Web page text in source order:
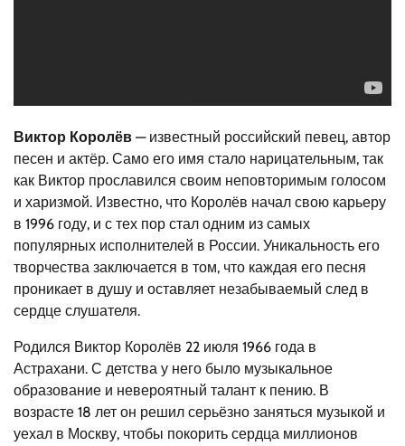
Виктор Королёв — известный российский певец, автор
песен и актёр. Само его имя стало нарицательным, так
как Виктор прославился своим неповторимым голосом
и харизмой. Известно, что Королёв начал свою карьеру
в 1996 году, и с тех пор стал одним из самых
популярных исполнителей в России. Уникальность его
творчества заключается в том, что каждая его песня
проникает в душу и оставляет незабываемый след в
сердце слушателя.
Родился Виктор Королёв 22 июля 1966 года в
Астрахани. С детства у него было музыкальное
образование и невероятный талант к пению. В
возрасте 18 лет он решил серьёзно заняться музыкой и
уехал в Москву, чтобы покорить сердца миллионов